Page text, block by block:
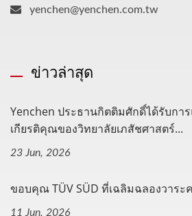
yenchen@yenchen.com.tw
ข่าวล่าสุด
Yenchen ประธานกิตติมศักดิ์ได้รับกา
เกียรติคุณของวิทยาลัยเภสัชศาสตร์...
23 Jun, 2026
ขอบคุณ TÜV SÜD ที่เฉลิมฉลองวาระ
11 Jun, 2026